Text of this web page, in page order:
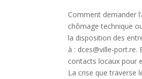
Comment demander
chômage technique
la disposition des
à : dces@ville-
contacts locaux pour
La crise que traverse